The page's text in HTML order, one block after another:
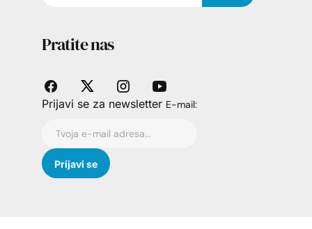
Pratite nas
Prijavi se za newsletter E-mail: